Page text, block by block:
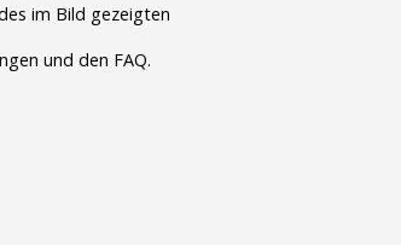
im Bild gezeigten
und den FAQ.